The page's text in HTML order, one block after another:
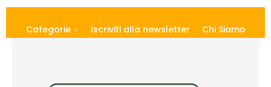
Categorie Iscriviti alla newsletter Chi Siamo